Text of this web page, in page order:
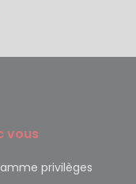
vous
privilèges